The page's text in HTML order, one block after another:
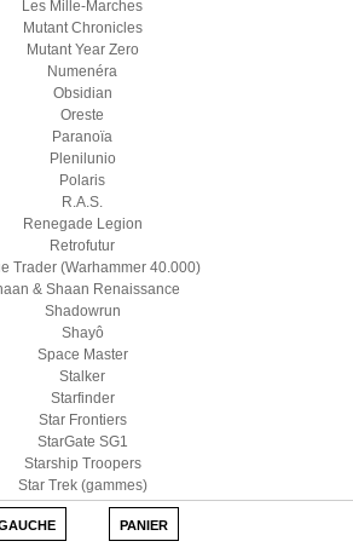
Les Mille-Marches
Mutant Chronicles
Mutant Year Zero
Numenéra
Obsidian
Oreste
Paranoïa
Plenilunio
Polaris
R.A.S.
Renegade Legion
Retrofutur
Trader (Warhammer 40.000)
& Shaan Renaissance
Shadowrun
Shayô
Space Master
Stalker
Starfinder
Star Frontiers
StarGate SG1
Starship Troopers
Star Trek (gammes)
Star Wars D6
Star Wars (Edge)PANIER